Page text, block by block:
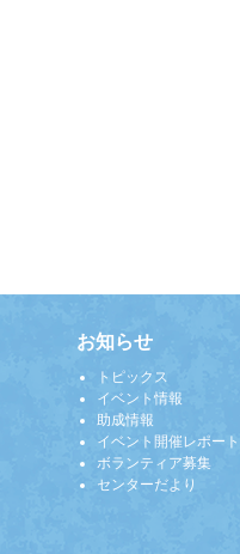
お知らせ
トピックス
イベント情報
助成情報
イベント開催レポート
ボランティア募集
センターだより